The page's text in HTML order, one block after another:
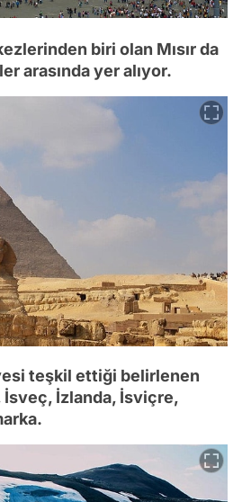
biri olan Mısır da
arasında yer alıyor.
teşkil ettiği belirlenen
İzlanda, İsviçre,